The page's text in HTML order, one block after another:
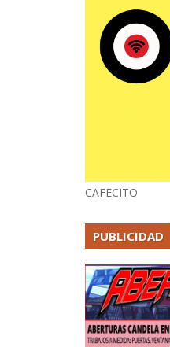
CAFECITO
PUBLICIDAD